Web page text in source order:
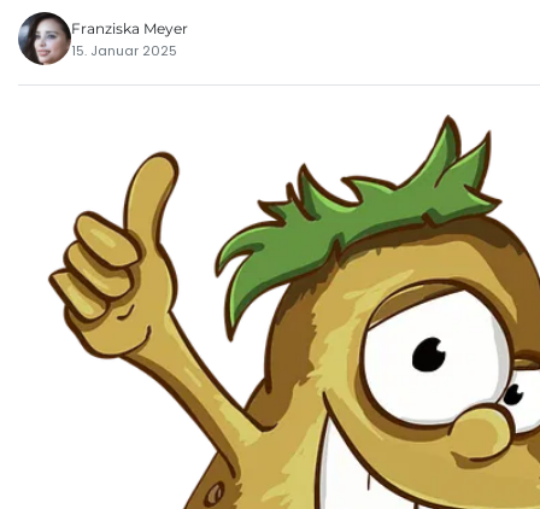
Franziska Meyer
15. Januar 2025